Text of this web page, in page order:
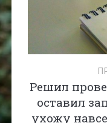
Решил
оставил
ухожу